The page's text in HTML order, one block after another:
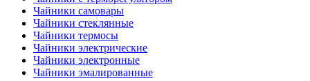
Чайники самовары
Чайники стеклянные
Чайники термосы
Чайники электрические
Чайники электронные
Чайники эмалированные